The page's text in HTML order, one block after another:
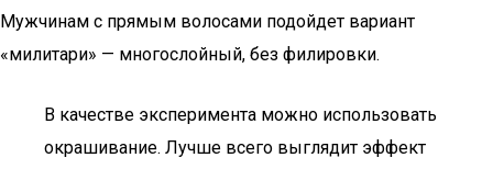
Мужчинам с прямым волосами подойдет вариант
«милитари» — многослойный, без филировки.
В качестве эксперимента можно использовать
окрашивание. Лучше всего выглядит эффект